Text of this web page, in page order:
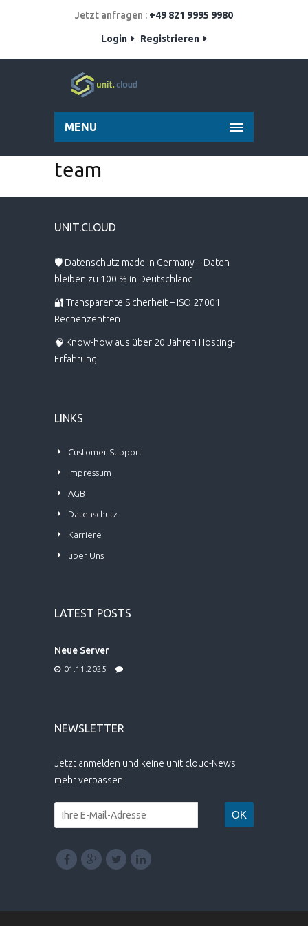
Jetzt anfragen : +49 821 9995 9980
Login Registrieren
MENU
team
UNIT.CLOUD
🛡️ Datenschutz made in Germany – Daten
bleiben zu 100 % in Deutschland
🔐 Transparente Sicherheit – ISO 27001
Rechenzentren
🧠 Know-how aus über 20 Jahren Hosting-
Erfahrung
LINKS
Customer Support
Impressum
AGB
Datenschutz
Karriere
über Uns
LATEST POSTS
Neue Server
01.11.2025
NEWSLETTER
Jetzt anmelden und keine unit.cloud-News
mehr verpassen.
OK